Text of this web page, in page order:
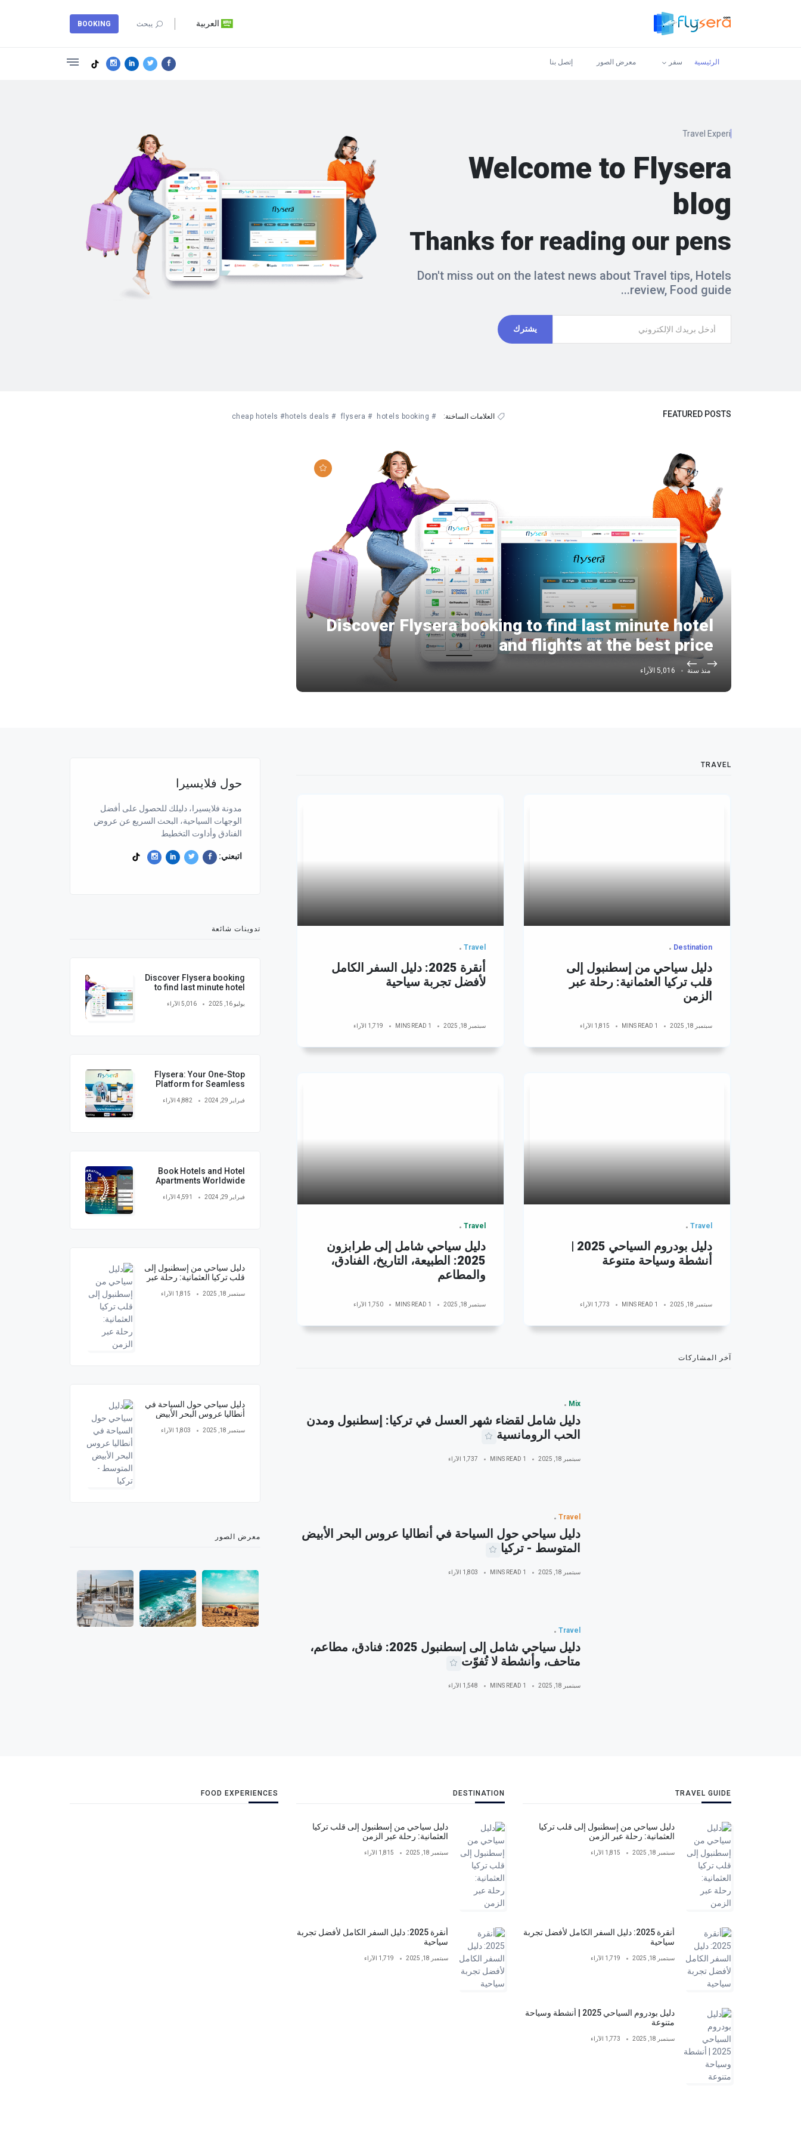
العربية يبحث BOOKING
الرئيسية سفر معرض الصور إتصل بنا
T
Welcome to Flysera
blog
Thanks for reading our pens
Don't miss out on the latest news about Travel tips, Hotels
review, Food guide...
يشترك
FEATURED POSTS العلامات الساخنة: # hotels booking
# flysera
# hotels deals
# cheap hotels
MIX
Discover Flysera booking to find last minute hotel
and flights at the best price
منذ سنة 5,016 الآراء
MIX
Flysera: Your One-Stop Platform for Seamless
Travel Booking
منذ سنتين 4,882 الآراء
TRAVEL
Destination
دليل سياحي من إسطنبول إلى
قلب تركيا العثمانية: رحلة عبر
الزمن
سبتمبر 18, 2025 1 MINS READ 1,815 الآراء
Travel
أنقرة 2025: دليل السفر الكامل
لأفضل تجربة سياحية
سبتمبر 18, 2025 1 MINS READ 1,719 الآراء
Travel
دليل بودروم السياحي 2025 |
أنشطة وسياحة متنوعة
سبتمبر 18, 2025 1 MINS READ 1,773 الآراء
Travel
دليل سياحي شامل إلى طرابزون
2025: الطبيعة، التاريخ، الفنادق،
والمطاعم
سبتمبر 18, 2025 1 MINS READ 1,750 الآراء
آخر المشاركات
Mix
دليل شامل لقضاء شهر العسل في تركيا: إسطنبول ومدن
الحب الرومانسية
سبتمبر 18, 2025 1 MINS READ 1,737 الآراء
Travel
دليل سياحي حول السياحة في أنطاليا عروس البحر الأبيض
المتوسط - تركيا
سبتمبر 18, 2025 1 MINS READ 1,803 الآراء
Travel
دليل سياحي شامل إلى إسطنبول 2025: فنادق، مطاعم،
متاحف، وأنشطة لا تُفوّت
سبتمبر 18, 2025 1 MINS READ 1,548 الآراء
حول فلايسيرا
مدونة فلايسيرا، دليلك للحصول على أفضل
الوجهات السياحية، البحث السريع عن عروض
الفنادق وأداوت التخطيط
اتبعني:
تدوينات شائعة
Discover Flysera booking
to find last minute hotel
price
يوليو 16, 2025 5,016 الآراء
Flysera: Your One-Stop
Platform for Seamless
فبراير 29, 2024 4,882 الآراء
Book Hotels and Hotel
Apartments Worldwide
فبراير 29, 2024 4,591 الآراء
دليل سياحي من إسطنبول إلى
قلب تركيا العثمانية: رحلة عبر
سبتمبر 18, 2025 1,815 الآراء
دليل سياحي حول السياحة في
أنطاليا عروس البحر الأبيض
سبتمبر 18, 2025 1,803 الآراء
معرض الصور
TRAVEL GUIDE
دليل سياحي من إسطنبول إلى قلب تركيا
العثمانية: رحلة عبر الزمن
سبتمبر 18, 2025 1,815 الآراء
أنقرة 2025: دليل السفر الكامل لأفضل تجربة
سياحية
سبتمبر 18, 2025 1,719 الآراء
دليل بودروم السياحي 2025 | أنشطة وسياحة
متنوعة
سبتمبر 18, 2025 1,773 الآراء
DESTINATION
دليل سياحي من إسطنبول إلى قلب تركيا
العثمانية: رحلة عبر الزمن
سبتمبر 18, 2025 1,815 الآراء
أنقرة 2025: دليل السفر الكامل لأفضل تجربة
سياحية
سبتمبر 18, 2025 1,719 الآراء
FOOD EXPERIENCES